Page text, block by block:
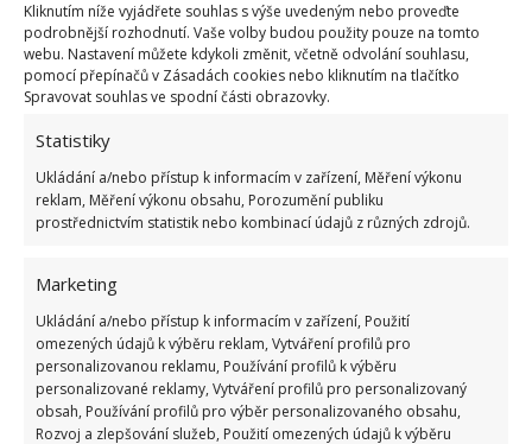
Kliknutím níže vyjádřete souhlas s výše uvedeným nebo proveďte
podrobnější rozhodnutí. Vaše volby budou použity pouze na tomto
webu. Nastavení můžete kdykoli změnit, včetně odvolání souhlasu,
pomocí přepínačů v Zásadách cookies nebo kliknutím na tlačítko
Spravovat souhlas ve spodní části obrazovky.
Statistiky
Ukládání a/nebo přístup k informacím v zařízení, Měření výkonu
reklam, Měření výkonu obsahu, Porozumění publiku
prostřednictvím statistik nebo kombinací údajů z různých zdrojů.
Marketing
Ukládání a/nebo přístup k informacím v zařízení, Použití
omezených údajů k výběru reklam, Vytváření profilů pro
personalizovanou reklamu, Používání profilů k výběru
personalizované reklamy, Vytváření profilů pro personalizovaný
obsah, Používání profilů pro výběr personalizovaného obsahu,
Rozvoj a zlepšování služeb, Použití omezených údajů k výběru
Kdo bez náležité péče odkryje a pověsí těžké
předměty, vylévá tekutiny, vyhazuje nečistoty, nebo
způsobívypadnutí takových předmětů, bude
potrestán pokutou
napomenutím. Odpadky na balkoně mohou navíc
roztrhat ptáci, někdy stačí i poryvy větru.